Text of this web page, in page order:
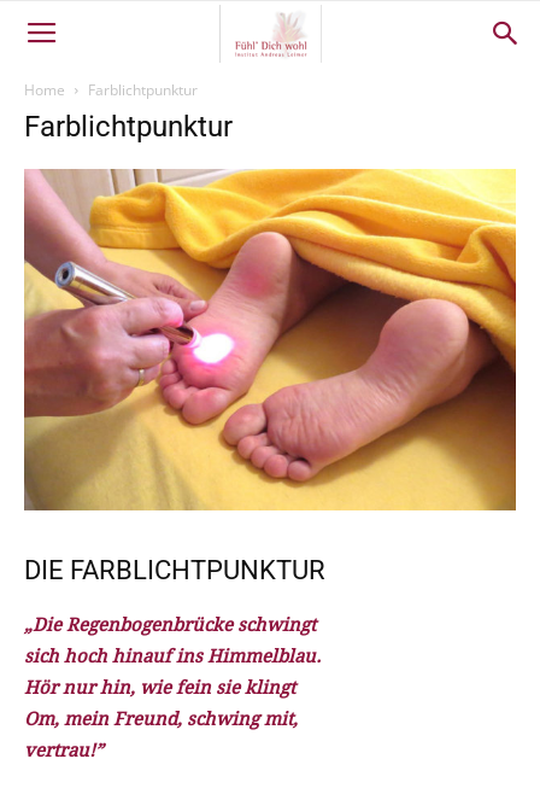
Home Farblichtpunktur
Farblichtpunktur
DIE FARBLICHTPUNKTUR
„Die Regenbogenbrücke schwingt
sich hoch hinauf ins Himmelblau.
Hör nur hin, wie fein sie klingt
Om, mein Freund, schwing mit,
vertrau!”